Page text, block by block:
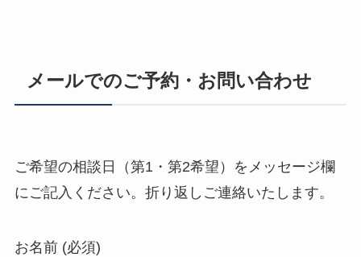
メールでのご予約・お問い合わせ
ご希望の相談日（第1・第2希望）をメッセージ欄
にご記入ください。折り返しご連絡いたします。
お名前 (必須)